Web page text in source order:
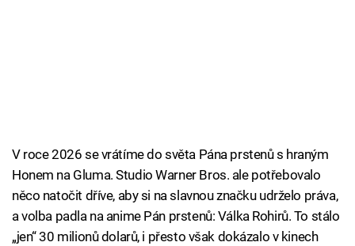
V roce 2026 se vrátíme do světa Pána prstenů s hraným
Honem na Gluma. Studio Warner Bros. ale potřebovalo
něco natočit dříve, aby si na slavnou značku udrželo práva,
a volba padla na anime Pán prstenů: Válka Rohirů. To stálo
„jen“ 30 milionů dolarů, i přesto však dokázalo v kinech